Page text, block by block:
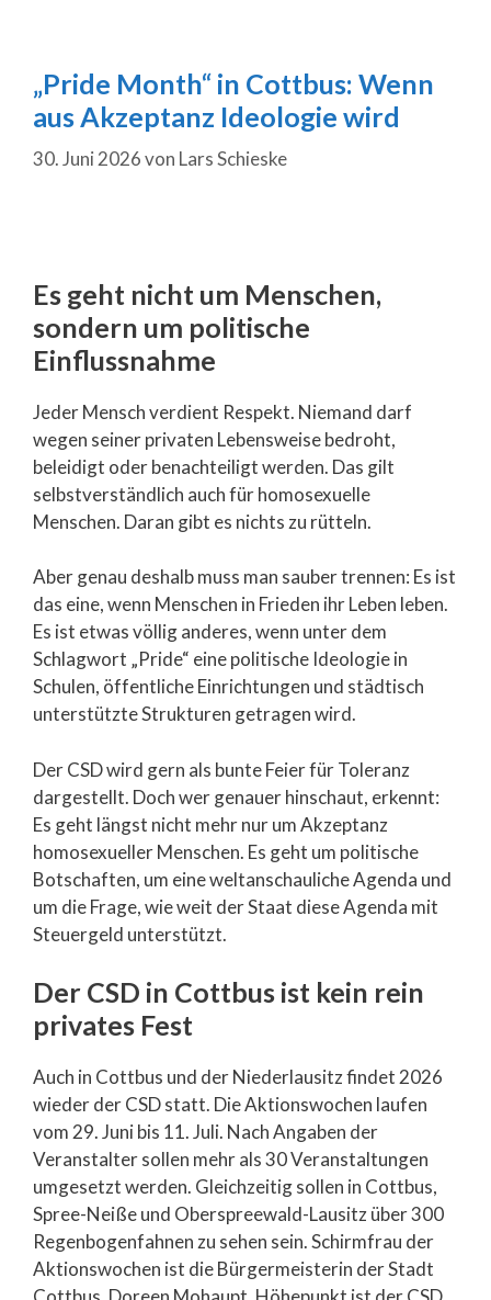
„Pride Month“ in Cottbus: Wenn
aus Akzeptanz Ideologie wird
30. Juni 2026von Lars Schieske
Es geht nicht um Menschen,
sondern um politische
Einflussnahme
Jeder Mensch verdient Respekt. Niemand darf
wegen seiner privaten Lebensweise bedroht,
beleidigt oder benachteiligt werden. Das gilt
selbstverständlich auch für homosexuelle
Menschen. Daran gibt es nichts zu rütteln.
Aber genau deshalb muss man sauber trennen: Es ist
das eine, wenn Menschen in Frieden ihr Leben leben.
Es ist etwas völlig anderes, wenn unter dem
Schlagwort „Pride“ eine politische Ideologie in
Schulen, öffentliche Einrichtungen und städtisch
unterstützte Strukturen getragen wird.
Der CSD wird gern als bunte Feier für Toleranz
dargestellt. Doch wer genauer hinschaut, erkennt:
Es geht längst nicht mehr nur um Akzeptanz
homosexueller Menschen. Es geht um politische
Botschaften, um eine weltanschauliche Agenda und
um die Frage, wie weit der Staat diese Agenda mit
Steuergeld unterstützt.
Der CSD in Cottbus ist kein rein
privates Fest
Auch in Cottbus und der Niederlausitz findet 2026
wieder der CSD statt. Die Aktionswochen laufen
vom 29. Juni bis 11. Juli. Nach Angaben der
Veranstalter sollen mehr als 30 Veranstaltungen
umgesetzt werden. Gleichzeitig sollen in Cottbus,
Spree-Neiße und Oberspreewald-Lausitz über 300
Regenbogenfahnen zu sehen sein. Schirmfrau der
Aktionswochen ist die Bürgermeisterin der Stadt